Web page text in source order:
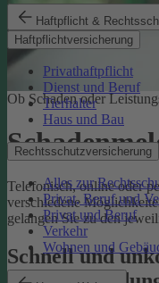
Haftpflicht &
Haftpflichtversicherung
Privathaftpflicht
Dienst und Beruf
Tierhalter
Haus und Bau
Rechtsschutzversicherung
Alles zur
Privat, Beruf und
Privat und Beruf
Verkehr
Wohnen und
Ob Schaden oder
Telefonisch, online oder
verschiedene
gelangen Sie zu den
Schnell und